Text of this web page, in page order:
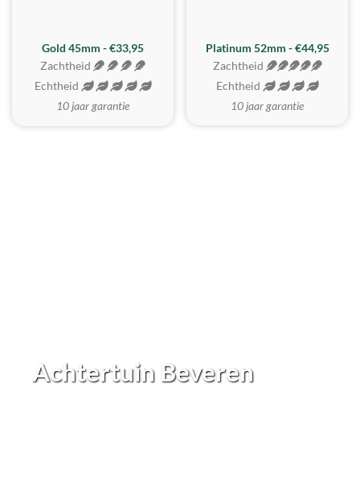
REALISTISCH
Gold 45mm - €33,95
Zachtheid
Echtheid
10 jaar garantie
ZACHTSTE
Platinum 52mm - €44,95
Zachtheid
Echtheid
10 jaar garantie
Achtertuin Beveren